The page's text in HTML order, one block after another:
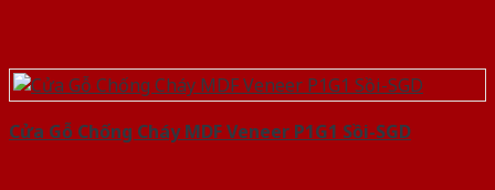
Cửa Gỗ Chống Cháy MDF Veneer P1G1 Sồi-SGD